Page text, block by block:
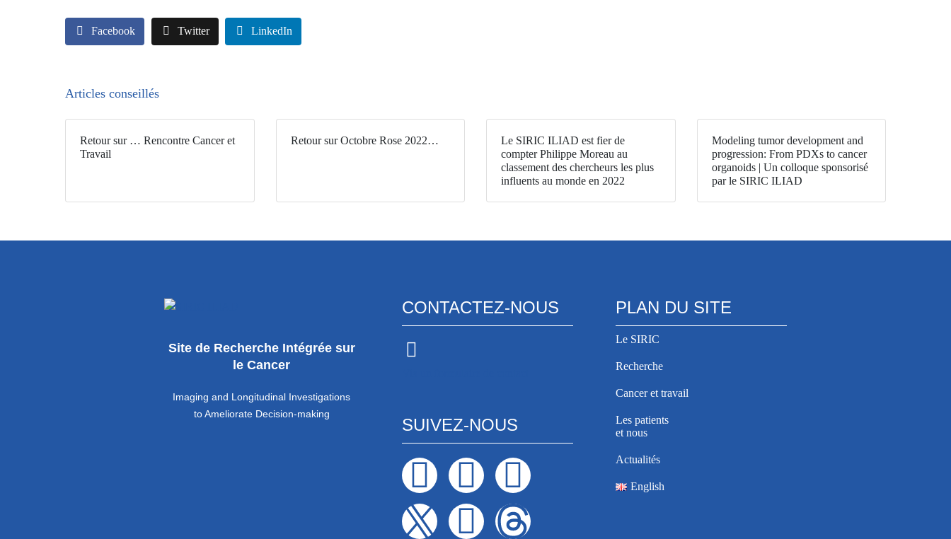
Facebook Twitter LinkedIn
Articles conseillés
Retour sur … Rencontre Cancer et
Travail
Retour sur Octobre Rose 2022…
Le SIRIC ILIAD est fier de
compter Philippe Moreau au
classement des chercheurs les plus
influents au monde en 2022
Modeling tumor development and
progression: From PDXs to cancer
organoids | Un colloque sponsorisé
par le SIRIC ILIAD
Site de Recherche Intégrée sur
le Cancer
Imaging and Longitudinal Investigations
to Ameliorate Decision-making
CONTACTEZ-NOUS
SUIVEZ-NOUS
PLAN DU SITE
Le SIRIC
Recherche
Cancer et travail
Les patients
et nous
Actualités
English